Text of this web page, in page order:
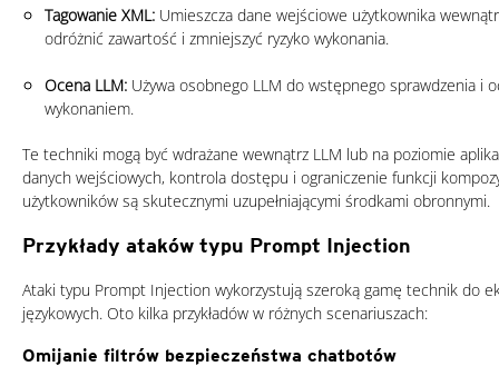
Tagowanie XML: Umieszcza dane wejściowe użytkownika
odróżnić zawartość i zmniejszyć ryzyko wykonania.
Ocena LLM: Używa osobnego LLM do wstępnego sprawdzenia i
wykonaniem.
Te techniki mogą być wdrażane wewnątrz LLM lub na poziomie
danych wejściowych, kontrola dostępu i ograniczenie funkcji
użytkowników są skutecznymi uzupełniającymi środkami obronnymi.
Przykłady ataków typu Prompt Injection
Ataki typu Prompt Injection wykorzystują szeroką gamę technik do
językowych. Oto kilka przykładów w różnych scenariuszach:
Omijanie filtrów bezpieczeństwa chatbotów